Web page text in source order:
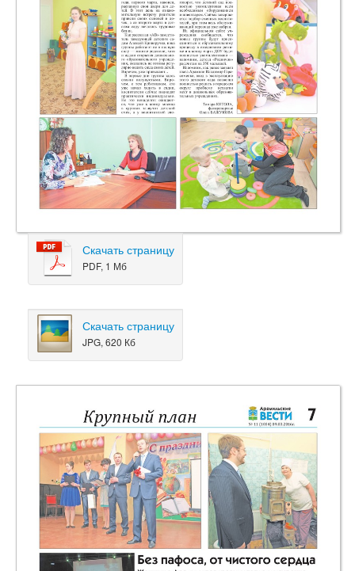
Скачать страницу
PDF, 1 Мб
Скачать страницу
JPG, 620 Кб